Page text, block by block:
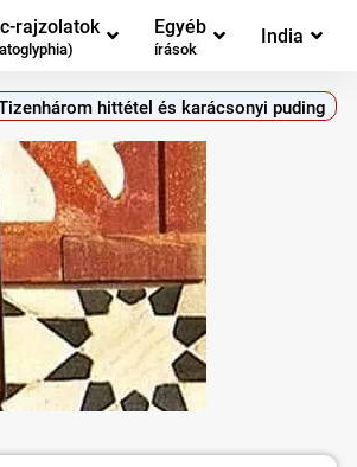
rajzolatok Egyéb
írások
India
hittétel és karácsonyi puding